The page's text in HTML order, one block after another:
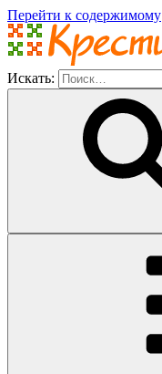
Перейти к содержимому
Искать: